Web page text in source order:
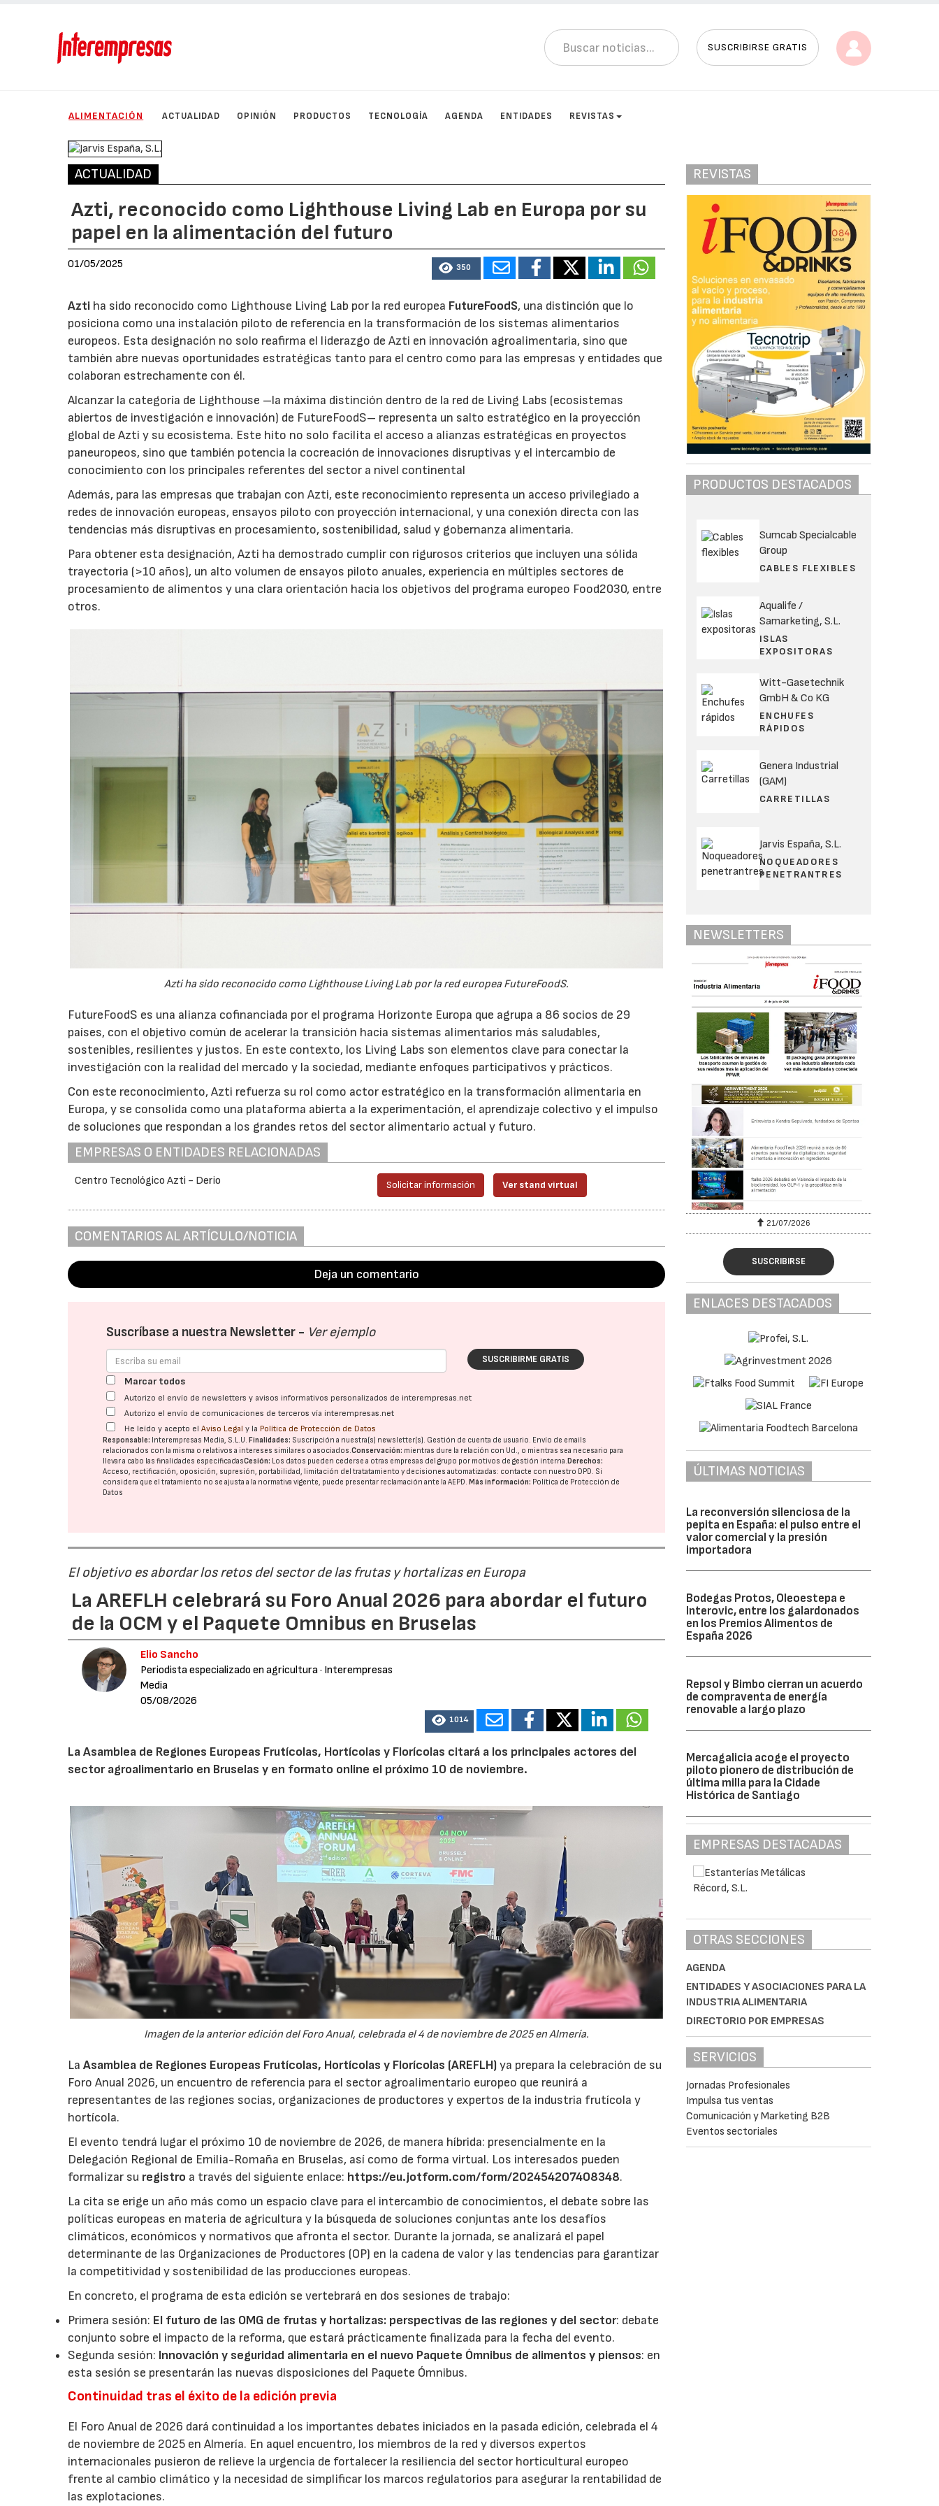
SUSCRIBIRSE GRATIS
ALIMENTACIÓN ACTUALIDAD OPINIÓN PRODUCTOS TECNOLOGÍA AGENDA ENTIDADES REVISTAS
ACTUALIDAD
Azti, reconocido como Lighthouse Living Lab en Europa por su
papel en la alimentación del futuro
01/05/2025 350
Azti ha sido reconocido como Lighthouse Living Lab por la red europea FutureFoodS, una distinción que lo
posiciona como una instalación piloto de referencia en la transformación de los sistemas alimentarios
europeos. Esta designación no solo reafirma el liderazgo de Azti en innovación agroalimentaria, sino que
también abre nuevas oportunidades estratégicas tanto para el centro como para las empresas y entidades que
colaboran estrechamente con él.
Alcanzar la categoría de Lighthouse –la máxima distinción dentro de la red de Living Labs (ecosistemas
abiertos de investigación e innovación) de FutureFoodS– representa un salto estratégico en la proyección
global de Azti y su ecosistema. Este hito no solo facilita el acceso a alianzas estratégicas en proyectos
paneuropeos, sino que también potencia la cocreación de innovaciones disruptivas y el intercambio de
conocimiento con los principales referentes del sector a nivel continental
Además, para las empresas que trabajan con Azti, este reconocimiento representa un acceso privilegiado a
redes de innovación europeas, ensayos piloto con proyección internacional, y una conexión directa con las
tendencias más disruptivas en procesamiento, sostenibilidad, salud y gobernanza alimentaria.
Para obtener esta designación, Azti ha demostrado cumplir con rigurosos criterios que incluyen una sólida
trayectoria (>10 años), un alto volumen de ensayos piloto anuales, experiencia en múltiples sectores de
procesamiento de alimentos y una clara orientación hacia los objetivos del programa europeo Food2030, entre
otros.
Azti ha sido reconocido como Lighthouse Living Lab por la red europea FutureFoodS.
FutureFoodS es una alianza cofinanciada por el programa Horizonte Europa que agrupa a 86 socios de 29
países, con el objetivo común de acelerar la transición hacia sistemas alimentarios más saludables,
sostenibles, resilientes y justos. En este contexto, los Living Labs son elementos clave para conectar la
investigación con la realidad del mercado y la sociedad, mediante enfoques participativos y prácticos.
Con este reconocimiento, Azti refuerza su rol como actor estratégico en la transformación alimentaria en
Europa, y se consolida como una plataforma abierta a la experimentación, el aprendizaje colectivo y el impulso
de soluciones que respondan a los grandes retos del sector alimentario actual y futuro.
EMPRESAS O ENTIDADES RELACIONADAS
Centro Tecnológico Azti - Derio Solicitar información Ver stand virtual
COMENTARIOS AL ARTÍCULO/NOTICIA
Deja un comentario
Suscríbase a nuestra Newsletter - Ver ejemplo
SUSCRIBIRME GRATIS
Marcar todos
Autorizo el envío de newsletters y avisos informativos personalizados de interempresas.net
Autorizo el envío de comunicaciones de terceros vía interempresas.net
He leído y acepto elAviso Legal y la Política de Protección de Datos
Responsable: Interempresas Media, S.L.U. Finalidades: Suscripción a nuestra(s) newsletter(s). Gestión de cuenta de usuario. Envío de emails
relacionados con la misma o relativos a intereses similares o asociados.Conservación: mientras dure la relación con Ud., o mientras sea necesario para
llevar a cabo las finalidades especificadasCesión: Los datos pueden cederse a otras empresas del grupo por motivos de gestión interna. Derechos:
Acceso, rectificación, oposición, supresión, portabilidad, limitación del tratatamiento y decisiones automatizadas: contacte con nuestro DPD. Si
considera que el tratamiento no se ajusta a la normativa vigente, puede presentar reclamación ante laAEPD. Más información: Política de Protección de
Datos
El objetivo es abordar los retos del sector de las frutas y hortalizas en Europa
La AREFLH celebrará su Foro Anual 2026 para abordar el futuro
de la OCM y el Paquete Omnibus en Bruselas
Elio Sancho
Periodista especializado en agricultura· Interempresas
Media
05/08/2026
1014
La Asamblea de Regiones Europeas Frutícolas, Hortícolas y Florícolas citará a los principales actores del
sector agroalimentario en Bruselas y en formato online el próximo 10 de noviembre.
Imagen de la anterior edición del Foro Anual, celebrada el 4 de noviembre de 2025 en Almería.
LaAsamblea de Regiones Europeas Frutícolas, Hortícolas y Florícolas (AREFLH)ya prepara la celebración de su
Foro Anual 2026, un encuentro de referencia para el sector agroalimentario europeo que reunirá a
representantes de las regiones socias, organizaciones de productores y expertos de la industria frutícola y
hortícola.
El evento tendrá lugar el próximo 10 de noviembre de 2026, de manera híbrida: presencialmente en la
Delegación Regional de Emilia-Romaña en Bruselas, así como de forma virtual. Los interesados pueden
formalizar su registro a través del siguiente enlace: https://eu.jotform.com/form/202454207408348.
La cita se erige un año más como un espacio clave para el intercambio de conocimientos, el debate sobre las
políticas europeas en materia de agricultura y la búsqueda de soluciones conjuntas ante los desafíos
climáticos, económicos y normativos que afronta el sector. Durante la jornada, se analizará el papel
determinante de las Organizaciones de Productores (OP) en la cadena de valor y las tendencias para garantizar
la competitividad y sostenibilidad de las producciones europeas.
En concreto, el programa de esta edición se vertebrará en dos sesiones de trabajo:
Primera sesión: El futuro de las OMG de frutas y hortalizas: perspectivas de las regiones y del sector: debate
conjunto sobre el impacto de la reforma, que estará prácticamente finalizada para la fecha del evento.
Segunda sesión: Innovación y seguridad alimentaria en el nuevo Paquete Ómnibus de alimentos y piensos: en
esta sesión se presentarán las nuevas disposiciones del Paquete Ómnibus.
Continuidad tras el éxito de la edición previa
El Foro Anual de 2026 dará continuidad a los importantes debates iniciados en la pasada edición, celebrada el 4
de noviembre de 2025 en Almería. En aquel encuentro, los miembros de la red y diversos expertos
internacionales pusieron de relieve la urgencia de fortalecer la resiliencia del sector horticultural europeo
frente al cambio climático y la necesidad de simplificar los marcos regulatorios para asegurar la rentabilidad de
las explotaciones.
REVISTAS
PRODUCTOS DESTACADOS
Sumcab Specialcable
Group
CABLES FLEXIBLES
Aqualife /
Samarketing, S.L.
ISLAS
EXPOSITORAS
Witt-Gasetechnik
GmbH & Co KG
ENCHUFES
RÁPIDOS
Genera Industrial
(GAM)
CARRETILLAS
Jarvis España, S.L.
NOQUEADORES
PENETRANTRES
NEWSLETTERS
21/07/2026
SUSCRIBIRSE
ENLACES DESTACADOS
ÚLTIMAS NOTICIAS
La reconversión silenciosa de la
pepita en España: el pulso entre el
valor comercial y la presión
importadora
Bodegas Protos, Oleoestepa e
Interovic, entre los galardonados
en los Premios Alimentos de
España 2026
Repsol y Bimbo cierran un acuerdo
de compraventa de energía
renovable a largo plazo
Mercagalicia acoge el proyecto
piloto pionero de distribución de
última milla para la Cidade
Histórica de Santiago
EMPRESAS DESTACADAS
OTRAS SECCIONES
AGENDA
ENTIDADES Y ASOCIACIONES PARA LA
INDUSTRIA ALIMENTARIA
DIRECTORIO POR EMPRESAS
SERVICIOS
Jornadas Profesionales
Impulsa tus ventas
Comunicación y Marketing B2B
Eventos sectoriales